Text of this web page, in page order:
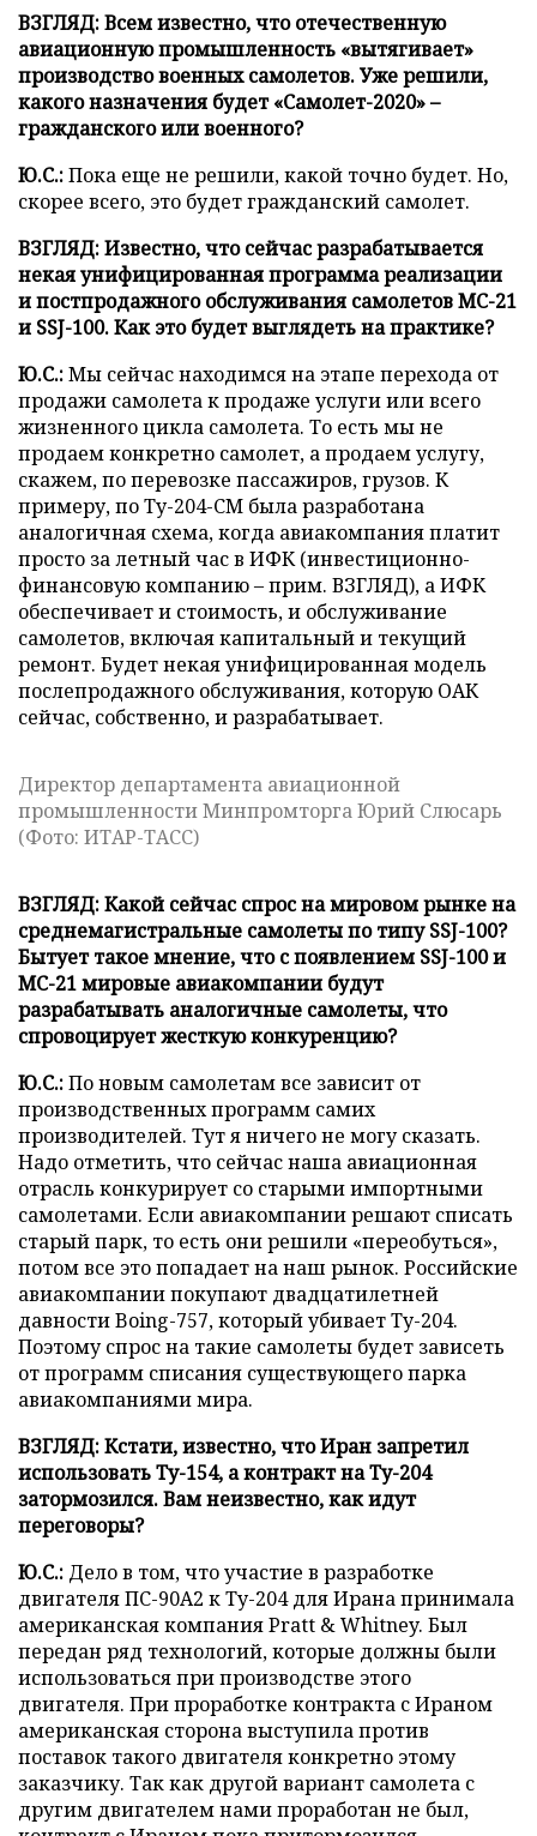
ВЗГЛЯД: Всем известно, что отечественную
авиационную промышленность «вытягивает»
производство военных самолетов. Уже решили,
какого назначения будет «Самолет-2020»–
гражданского или военного?
Ю.С.:Пока еще не решили, какой точно будет. Но,
скорее всего, это будет гражданский самолет.
ВЗГЛЯД: Известно, что сейчас разрабатывается
некая унифицированная программа реализации
и постпродажного обслуживания самолетов МС-21
и SSJ-100. Как это будет выглядеть на практике?
Ю.С.:Мы сейчас находимся на этапе перехода от
продажи самолета к продаже услуги или всего
жизненного цикла самолета. То есть мы не
продаем конкретно самолет, а продаем услугу,
скажем, по перевозке пассажиров, грузов. К
примеру, по Ту-204-СМ была разработана
аналогичная схема, когда авиакомпания платит
просто за летный час в ИФК (инвестиционно-
финансовую компанию–прим. ВЗГЛЯД), а ИФК
обеспечивает и стоимость, и обслуживание
самолетов, включая капитальный и текущий
ремонт. Будет некая унифицированная модель
послепродажного обслуживания, которую ОАК
сейчас, собственно, и разрабатывает.
Директор департамента авиационной
промышленности Минпромторга Юрий Слюсарь
(Фото: ИТАР-ТАСС)
ВЗГЛЯД: Какой сейчас спрос на мировом рынке на
среднемагистральные самолеты по типу SSJ-100?
Бытует такое мнение, что с появлением SSJ-100 и
МС-21 мировые авиакомпании будут
разрабатывать аналогичные самолеты, что
спровоцирует жесткую конкуренцию?
Ю.С.:По новым самолетам все зависит от
производственных программ самих
производителей. Тут я ничего не могу сказать.
Надо отметить, что сейчас наша авиационная
отрасль конкурирует со старыми импортными
самолетами. Если авиакомпании решают списать
старый парк, то есть они решили «переобуться»,
потом все это попадает на наш рынок. Российские
авиакомпании покупают двадцатилетней
давности Boing-757, который убивает Ту-204.
Поэтому спрос на такие самолеты будет зависеть
от программ списания существующего парка
авиакомпаниями мира.
ВЗГЛЯД: Кстати, известно, что Иран запретил
использовать Ту-154, а контракт на Ту-204
затормозился. Вам неизвестно, как идут
переговоры?
Ю.С.: Дело в том, что участие в разработке
двигателя ПС-90А2 к Ту-204 для Ирана принимала
американская компания Pratt & Whitney. Был
передан ряд технологий, которые должны были
использоваться при производстве этого
двигателя. При проработке контракта с Ираном
американская сторона выступила против
поставок такого двигателя конкретно этому
заказчику. Так как другой вариант самолета с
другим двигателем нами проработан не был,